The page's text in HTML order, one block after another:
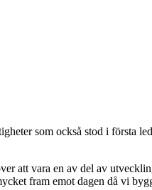
som också stod i första
att vara en av del av
fram emot dagen då vi